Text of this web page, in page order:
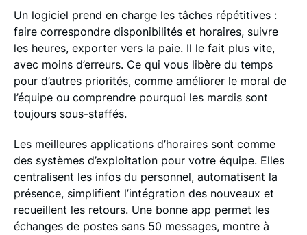
Un logiciel prend en charge les tâches répétitives :
faire correspondre disponibilités et horaires, suivre
les heures, exporter vers la paie. Il le fait plus vite,
avec moins d’erreurs. Ce qui vous libère du temps
pour d’autres priorités, comme améliorer le moral de
l’équipe ou comprendre pourquoi les mardis sont
toujours sous-staffés.
Les meilleures applications d’horaires sont comme
des systèmes d’exploitation pour votre équipe. Elles
centralisent les infos du personnel, automatisent la
présence, simplifient l’intégration des nouveaux et
recueillent les retours. Une bonne app permet les
échanges de postes sans 50 messages, montre à